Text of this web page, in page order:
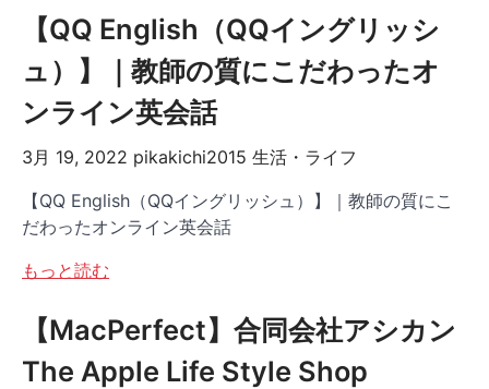
【QQ English（QQイングリッシ
ュ）】｜教師の質にこだわったオ
ンライン英会話
3月 19, 2022 pikakichi2015 生活・ライフ
【QQ English（QQイングリッシュ）】｜教師の質にこ
だわったオンライン英会話
もっと読む
【MacPerfect】合同会社アシカン
The Apple Life Style Shop